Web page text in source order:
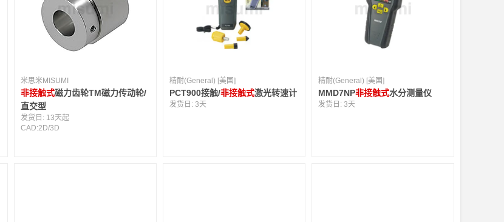
米思米MISUMI
非接触式磁力齿轮TM磁力传动轮/
直交型
发货日: 13天起
CAD:2D/3D
精耐(General) [美国]
PCT900接触/非接触式激光转速计
发货日:3天
精耐(General) [美国]
MMD7NP非接触式水分测量仪
发货日:3天